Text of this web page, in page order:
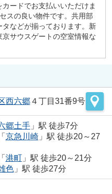
ードでお支払いいただけま
スの良い物件です。共用部
などが揃っております。新
サウスゲートの空室情報な
西六郷４丁目31番9号
郷土手」駅 徒歩7分
「 京急川崎」駅 徒歩20～27
「 港町」駅 徒歩20～21分
色」駅 徒歩27分